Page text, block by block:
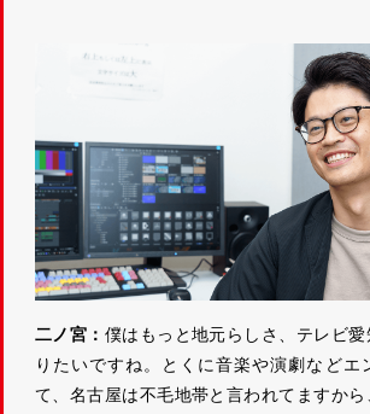
二ノ宮： 僕はもっと地元らしさ、テレビ
りたいですね。とくに音楽や演劇などエ
て、名古屋は不毛地帯と言われてますか